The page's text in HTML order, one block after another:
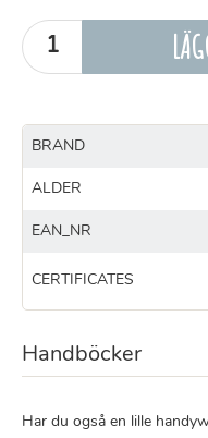
BRAND
ALDER
EAN_NR
CERTIFICATES
Handböcker
Har du også en lille